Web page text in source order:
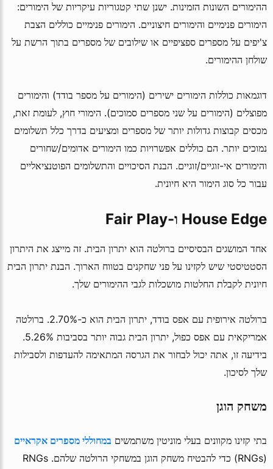
ההימורים השונות הזמינות. ישנן שתי קטגוריות עיקריות של הימורים:
הימורים פנימיים והימורים חיצוניים. הימורים פנימיים כוללים הצבת
צ'יפים על מספרים ספציפיים או שילובים של מספרים בתוך הרשת על
שולחן ההימורים.
דוגמאות כוללות הימורים ישירים (הימורים על מספר בודד) והימורים
מפוצלים (הימורים על שני מספרים סמוכים). הימורי חוץ, לעומת זאת,
מכסים קבוצות גדולות יותר של מספרים ומציעים בדרך כלל תשלומים
נמוכים יותר. הם כוללים אפשרויות כמו הימורים אדומים/שחורים
והימורים אי-זוגיים/זוגיים. הבנת הסיכויים והתשלומים הפוטנציאליים
עבור כל סוג הימור היא חיונית.
House Edge ו-Fair Play
אחד המושגים הבסיסיים ברולטה הוא יתרון הבית. זה מייצג את היתרון
הסטטיסטי שיש לקזינו על פני שחקנים בטווח הארוך. הבנת יתרון הבית
חיונית לקבלת החלטות מושכלות לגבי ההימורים שלך.
ברולטה אירופית עם אפס בודד, יתרון הבית הוא כ-2.70%. ברולטה
אמריקאית עם אפס כפול, יתרון הבית גבוה יותר בסביבות 5.26%.
בידיעה זו, אתה יכול לבחור את הגרסה המתאימה להעדפות ולסבילות
שלך לסיכון.
משחק הוגן
בתי קזינו מקוונים בעלי מוניטין משתמשים במחוללי מספרים אקראיים
(RNGs) כדי להבטיח משחק הוגן במשחקי הרולטה שלהם. RNGs